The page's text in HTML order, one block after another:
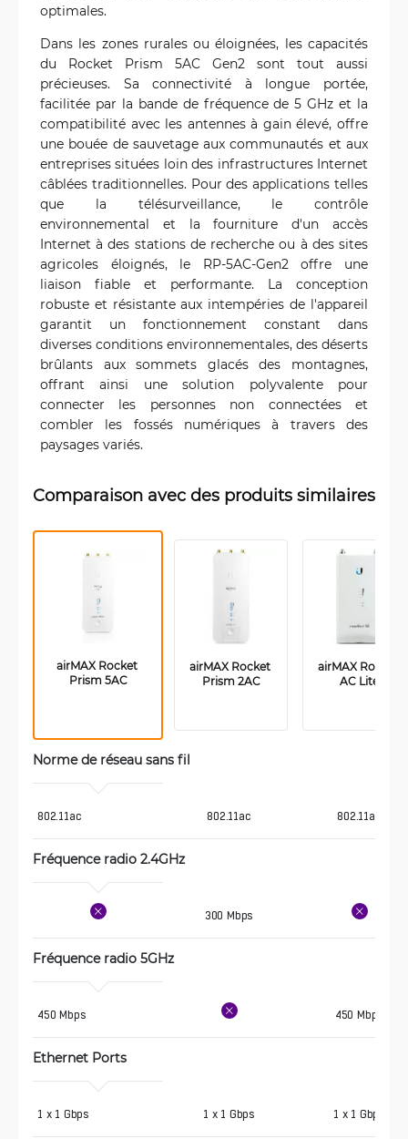
optimales.
Dans les zones rurales ou éloignées, les capacités
du Rocket Prism 5AC Gen2 sont tout aussi
précieuses. Sa connectivité à longue portée,
facilitée par la bande de fréquence de 5 GHz et la
compatibilité avec les antennes à gain élevé, offre
une bouée de sauvetage aux communautés et aux
entreprises situées loin des infrastructures Internet
câblées traditionnelles. Pour des applications telles
que la télésurveillance, le contrôle
environnemental et la fourniture d'un accès
Internet à des stations de recherche ou à des sites
agricoles éloignés, le RP-5AC-Gen2 offre une
liaison fiable et performante. La conception
robuste et résistante aux intempéries de l'appareil
garantit un fonctionnement constant dans
diverses conditions environnementales, des déserts
brûlants aux sommets glacés des montagnes,
offrant ainsi une solution polyvalente pour
connecter les personnes non connectées et
combler les fossés numériques à travers des
paysages variés.
Comparaison avec des produits similaires
airMAX Rocket
Prism 5AC
airMAX Rocket
Prism 2AC
airMAX Rocket
AC Lite
Norme de réseau sans fil
802.11ac 802.11ac 802.11ac
Fréquence radio 2.4GHz
300 Mbps
Fréquence radio 5GHz
450 Mbps 450 Mbps
Ethernet Ports
1 x 1 Gbps 1 x 1 Gbps 1 x 1 Gbps